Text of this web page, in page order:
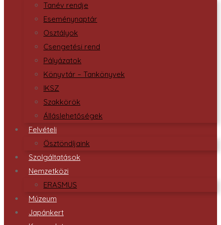
Tanév rendje
Eseménynaptár
Osztályok
Csengetési rend
Pályázatok
Könyvtár – Tankönyvek
IKSZ
Szakkörök
Álláslehetőségek
Felvételi
Ösztöndíjaink
Szolgáltatások
Nemzetközi
ERASMUS
Múzeum
Japánkert